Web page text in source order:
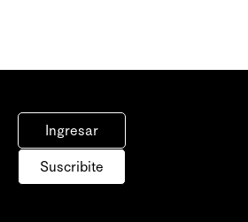
Ingresar
Suscribite